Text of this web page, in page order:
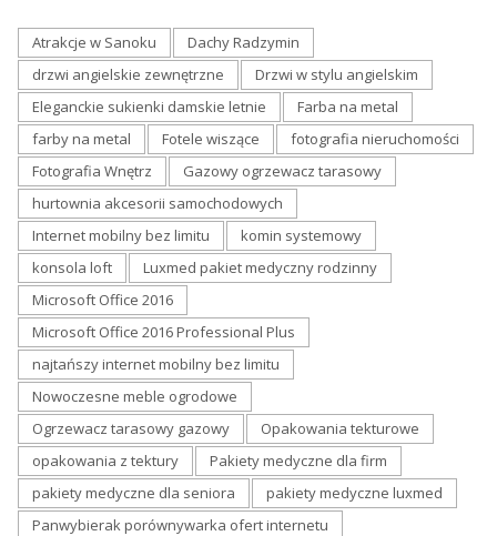
Atrakcje w Sanoku
Dachy Radzymin
drzwi angielskie zewnętrzne
Drzwi w stylu angielskim
Eleganckie sukienki damskie letnie
Farba na metal
farby na metal
Fotele wiszące
fotografia nieruchomości
Fotografia Wnętrz
Gazowy ogrzewacz tarasowy
hurtownia akcesorii samochodowych
Internet mobilny bez limitu
komin systemowy
konsola loft
Luxmed pakiet medyczny rodzinny
Microsoft Office 2016
Microsoft Office 2016 Professional Plus
najtańszy internet mobilny bez limitu
Nowoczesne meble ogrodowe
Ogrzewacz tarasowy gazowy
Opakowania tekturowe
opakowania z tektury
Pakiety medyczne dla firm
pakiety medyczne dla seniora
pakiety medyczne luxmed
Panwybierak porównywarka ofert internetu